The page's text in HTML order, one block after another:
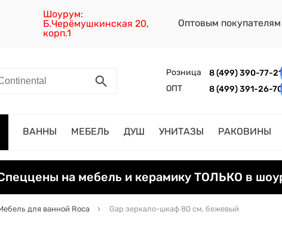
Шоурум:
Б.Черёмушкинская 20,
корп.1
Оптовым покупателям
Розница 8 (499) 390-77-21
ОПТ
8 (499) 391-26-70
ВАННЫ МЕБЕЛЬ ДУШ УНИТАЗЫ РАКОВИНЫ
на мебель и керамику ТОЛЬКО в
для ванной Roca Gap зеркало-шкаф 80 см, бежевый